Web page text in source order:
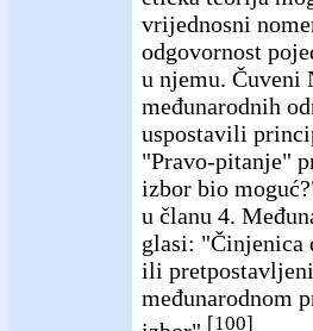
vrijednosni
odgovornost
u njemu. Čuveni
međunarodnih
uspostavili
"Pravo-pitanje"
izbor bio
u članu 4.
glasi: "Činjenica
ili
međunarodnom
[100]